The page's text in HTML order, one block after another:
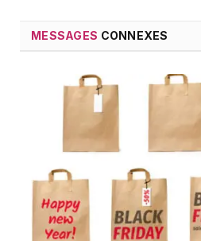
MESSAGES CONNEXES